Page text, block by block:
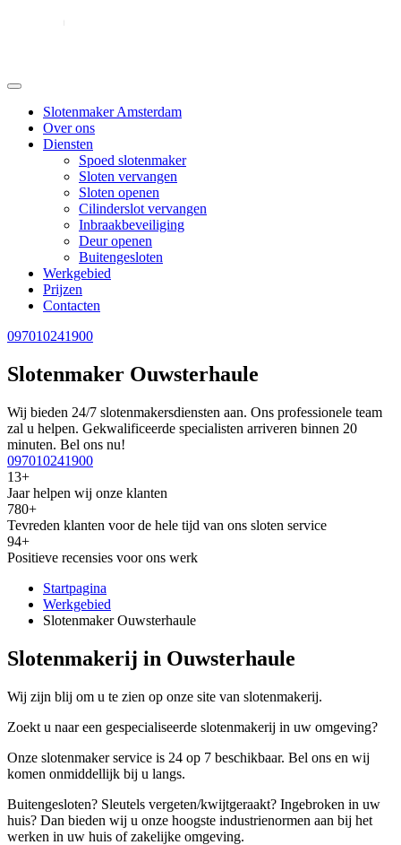
Slotenmaker Amsterdam
Over ons
Diensten
Spoed slotenmaker
Sloten vervangen
Sloten openen
Cilinderslot vervangen
Inbraakbeveiliging
Deur openen
Buitengesloten
Werkgebied
Prijzen
Contacten
097010241900
Slotenmaker Ouwsterhaule
Wij bieden 24/7 slotenmakersdiensten aan. Ons professionele team
zal u helpen. Gekwalificeerde specialisten arriveren binnen 20
minuten. Bel ons nu!
097010241900
13+
Jaar helpen wij onze klanten
780+
Tevreden klanten voor de hele tijd van ons sloten service
94+
Positieve recensies voor ons werk
Startpagina
Werkgebied
Slotenmaker Ouwsterhaule
Slotenmakerij in Ouwsterhaule
Wij zijn blij om u te zien op onze site van slotenmakerij.
Zoekt u naar een gespecialiseerde slotenmakerij in uw omgeving?
Onze slotenmaker service is 24 op 7 beschikbaar. Bel ons en wij
komen onmiddellijk bij u langs.
Buitengesloten? Sleutels vergeten/kwijtgeraakt? Ingebroken in uw
huis? Dan bieden wij u onze hoogste industrienormen aan bij het
werken in uw huis of zakelijke omgeving.